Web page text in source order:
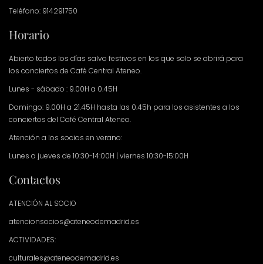
Teléfono: 914291750
Horario
Abierto todos los días salvo festivos en los que solo se abrirá para
los conciertos de Café Central Ateneo.
Lunes - sábado : 9.00H a 0.45H
Domingo: 9.00H a 21.45H hasta las 0.45h para los asistentes a los
conciertos del Café Central Ateneo.
Atención a los socios en verano:
Lunes a jueves de 10:30-14:00H | viernes 10:30-15:00H
Contactos
ATENCIÓN AL SOCIO
atencionsocios@ateneodemadrid.es
ACTIVIDADES:
culturales@ateneodemadrid.es